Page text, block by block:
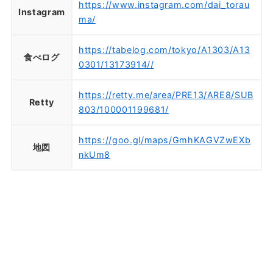
Instagram
https://www.instagram.com/dai_torau
ma/
食べログ
https://tabelog.com/tokyo/A1303/A13
0301/13173914//
Retty
https://retty.me/area/PRE13/ARE8/SUB
803/100001199681/
地図
https://goo.gl/maps/GmhKAGVZwEXb
nkUm8